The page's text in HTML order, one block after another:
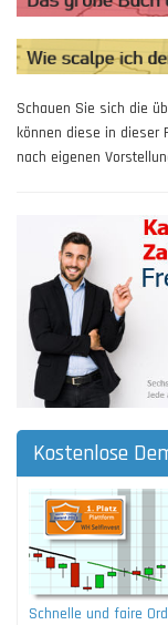
Schauen Sie sich die
können diese in dieser
nach eigenen
Kostenlose
Schnelle und faire